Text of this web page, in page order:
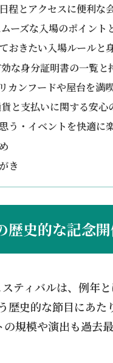
程とアクセスに便利な
ーズな入場のポイント
おきたい入場ルールと
な身分証明書の一覧と
カンフードや屋台を満
と支払いに関する安心
う・イベントを快適に
き
歴史的な記念
ティバルは、例年
歴史的な節目にあ
規模や演出も過去